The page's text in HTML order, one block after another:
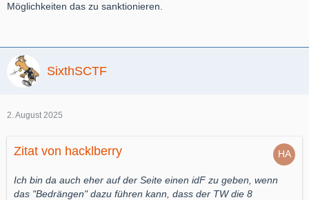
Möglichkeiten das zu sanktionieren.
SixthSCTF
2. August 2025
Zitat von hacklberry
Ich bin da auch eher auf der Seite einen idF zu geben, wenn
das "Bedrängen" dazu führen kann, dass der TW die 8